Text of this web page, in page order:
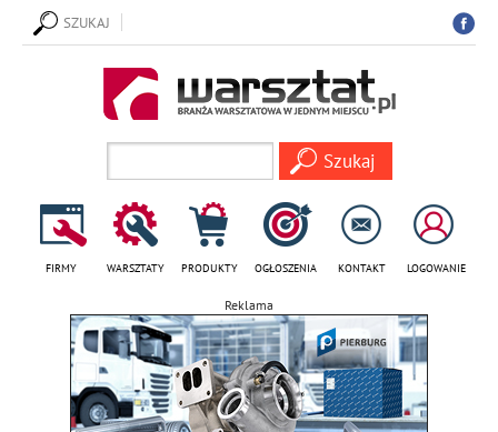
SZUKAJ
FIRMY WARSZTATY PRODUKTY OGŁOSZENIA KONTAKT LOGOWANIE
Reklama